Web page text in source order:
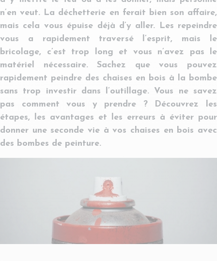
n’en veut. La déchetterie en ferait bien son affaire,
mais cela vous épuise déjà d’y aller. Les repeindre
vous a rapidement traversé l’esprit, mais le
bricolage, c’est trop long et vous n’avez pas le
matériel nécessaire. Sachez que vous pouvez
rapidement peindre des chaises en bois à la bombe
sans trop investir dans l’outillage. Vous ne savez
pas comment vous y prendre ? Découvrez les
étapes, les avantages et les erreurs à éviter pour
donner une seconde vie à vos chaises en bois avec
des bombes de peinture.